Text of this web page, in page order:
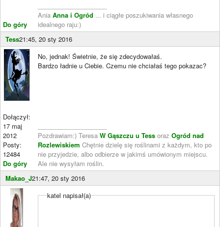
Do góry
Ania Anna i Ogród ... i ciągłe poszukiwania własnego
idealnego raju:)
Tess21:45, 20 sty 2016
Dołączył:
17 maj
2012
Posty:
12484
Do góry
No, jednak! Świetnie, że się zdecydowałaś.
Bardzo ładnie u Ciebie. Czemu nie chciałaś tego pokazac?
Pozdrawiam:) Teresa W Gąszczu u Tess oraz Ogród nad
Rozlewiskiem Chętnie dzielę się roślinami z każdym, kto po
nie przyjedzie, albo odbierze w jakimś umówionym miejscu.
Ale nie wysyłam roślin.
Makao_J21:47, 20 sty 2016
katel napisał(a)